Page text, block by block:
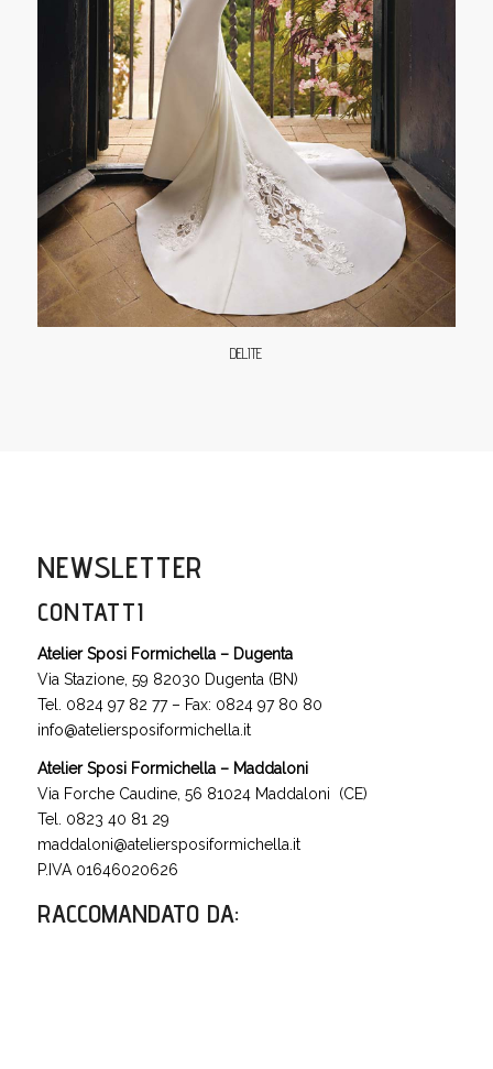
DELITE
NEWSLETTER
CONTATTI
Atelier Sposi Formichella – Dugenta
Via Stazione, 59 82030 Dugenta (BN)
Tel. 0824 97 82 77 – Fax: 0824 97 80 80
info@ateliersposiformichella.it
Atelier Sposi Formichella – Maddaloni
Via Forche Caudine, 56 81024 Maddaloni (CE)
Tel. 0823 40 81 29
maddaloni@ateliersposiformichella.it
P.IVA 01646020626
RACCOMANDATO DA: